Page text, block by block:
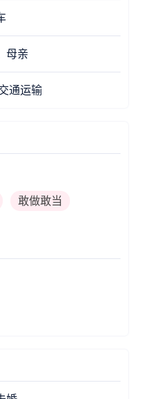
母亲
通运输
敢做敢当